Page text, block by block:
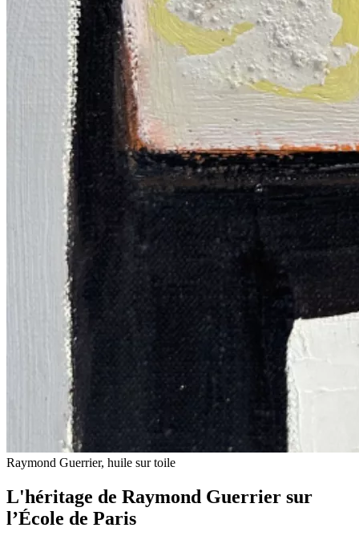
Raymond Guerrier, huile sur toile
L'héritage de Raymond Guerrier sur
l’École de Paris